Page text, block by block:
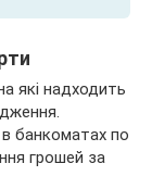
які надходить
банкоматах по
грошей за